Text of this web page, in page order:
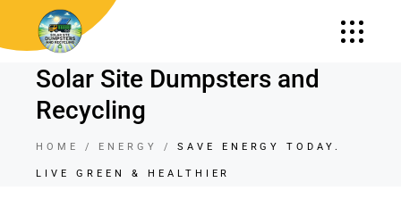
Solar Site Dumpsters and
Recycling
HOME ENERGY SAVE ENERGY TODAY.
LIVE GREEN & HEALTHIER